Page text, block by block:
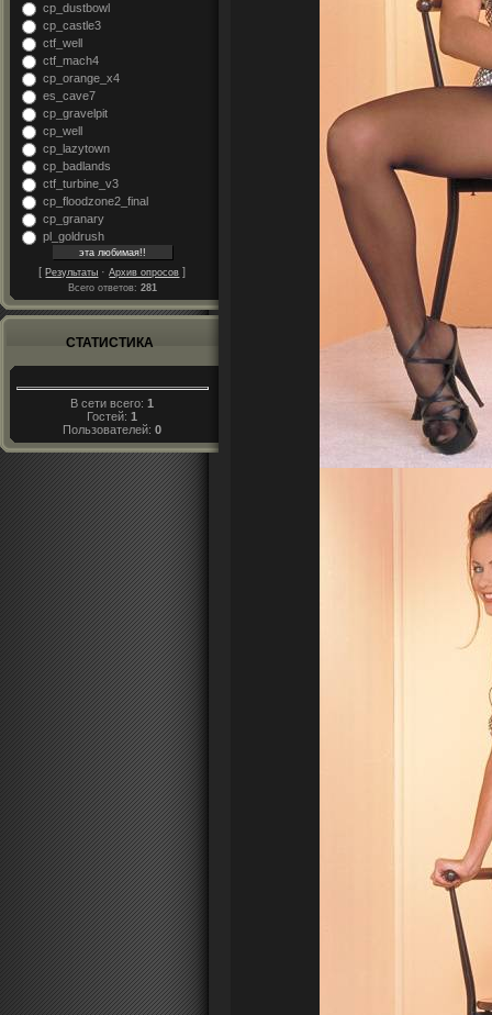
cp_dustbowl
cp_castle3
ctf_well
ctf_mach4
cp_orange_x4
es_cave7
cp_gravelpit
cp_well
cp_lazytown
cp_badlands
ctf_turbine_v3
cp_floodzone2_final
cp_granary
pl_goldrush
[Результаты ·Архив опросов ]
Всего ответов: 281
СТАТИСТИКА
В сети всего:1
Гостей:1
Пользователей:0